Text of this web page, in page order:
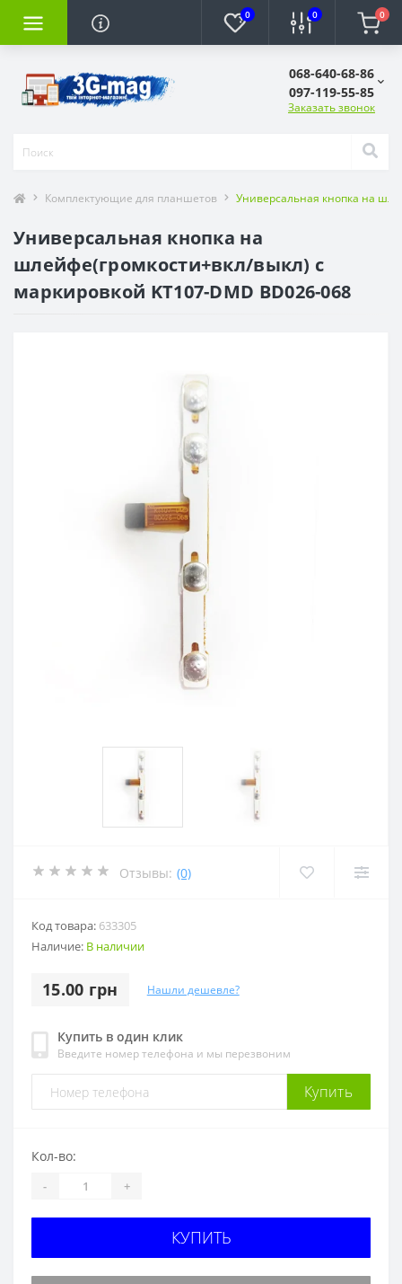
0 0 0
068-640-68-86
097-119-55-85
Заказать звонок
Комплектующие для планшетов Универсальная кнопка на
Универсальная кнопка на
шлейфе(громкости+вкл/выкл) с
маркировкой KT107-DMD BD026-068
Отзывы: (0)
Код товара: 633305
Наличие: В наличии
15.00 грн Нашли дешевле?
Купить в один клик
Введите номер телефона и мы перезвоним
Купить
Кол-во:
- +
КУПИТЬ